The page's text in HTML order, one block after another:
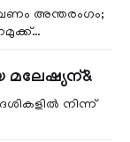
അന്തരംഗം;
ശ്യാമള, കേര
സ്വന്തം
മലേഷ്യന്&
നിന്ന്